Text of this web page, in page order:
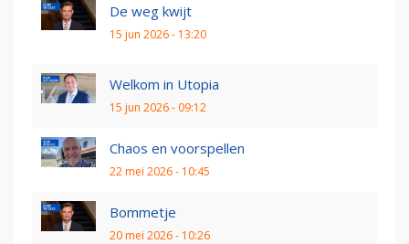
De weg kwijt
15 jun 2026 - 13:20
Welkom in Utopia
15 jun 2026 - 09:12
Chaos en voorspellen
22 mei 2026 - 10:45
Bommetje
20 mei 2026 - 10:26